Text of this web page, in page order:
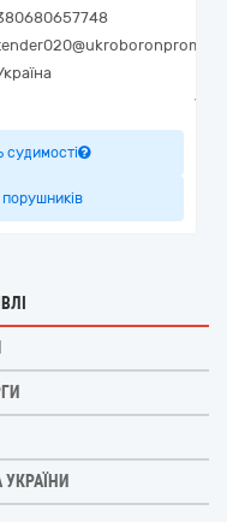
судимості